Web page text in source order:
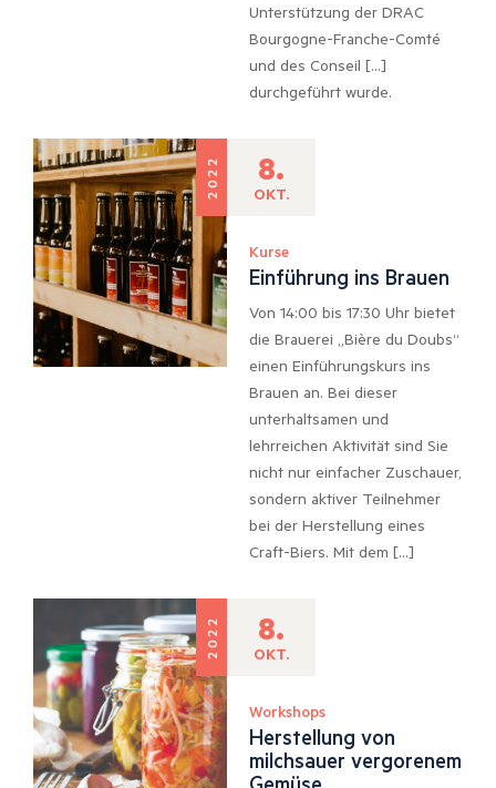
Unterstützung der DRAC
Bourgogne-Franche-Comté
und des Conseil […]
durchgeführt wurde.
2022 8.
OKT.
Kurse
Einführung ins Brauen
Von 14:00 bis 17:30 Uhr bietet
die Brauerei „Bière du Doubs“
einen Einführungskurs ins
Brauen an. Bei dieser
unterhaltsamen und
lehrreichen Aktivität sind Sie
nicht nur einfacher Zuschauer,
sondern aktiver Teilnehmer
bei der Herstellung eines
Craft-Biers. Mit dem […]
2022 8.
OKT.
Workshops
Herstellung von
milchsauer vergorenem